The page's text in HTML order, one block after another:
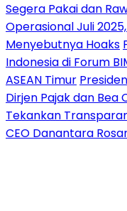
Segera Pakai dan
Operasional Juli
Menyebutnya Hoaks
Indonesia di Forum
ASEAN Timur
Dirjen Pajak dan Bea
Tekankan
CEO Danantara